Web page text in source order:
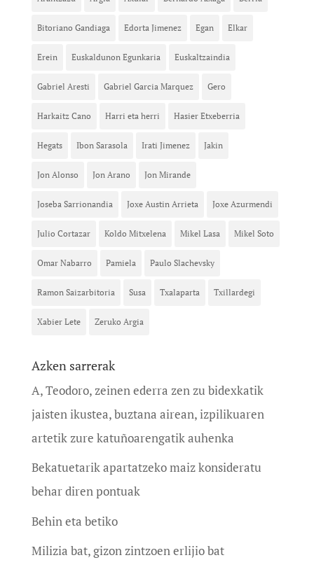
Bitoriano Gandiaga Edorta Jimenez Egan Elkar
Erein Euskaldunon Egunkaria Euskaltzaindia
Gabriel Aresti Gabriel Garcia Marquez Gero
Harkaitz Cano Harri eta herri Hasier Etxeberria
Hegats Ibon Sarasola Irati Jimenez Jakin
Jon Alonso Jon Arano Jon Mirande
Joseba Sarrionandia Joxe Austin Arrieta Joxe Azurmendi
Julio Cortazar Koldo Mitxelena Mikel Lasa Mikel Soto
Omar Nabarro Pamiela Paulo Slachevsky
Ramon Saizarbitoria Susa Txalaparta Txillardegi
Xabier Lete Zeruko Argia
Azken sarrerak
A, Teodoro, zeinen ederra zen zu bidexkatik
jaisten ikustea, buztana airean, izpilikuaren
artetik zure katuñoarengatik auhenka
Bekatuetarik apartatzeko maiz konsideratu
behar diren pontuak
Behin eta betiko
Milizia bat, gizon zintzoen erlijio bat